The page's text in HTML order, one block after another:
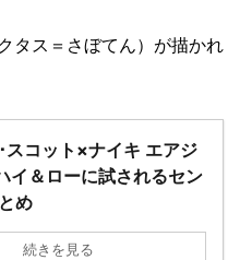
タス＝さぼてん）が描かれ
スコット×ナイキ エアジ
イ＆ローに試されるセン
め
続きを見る